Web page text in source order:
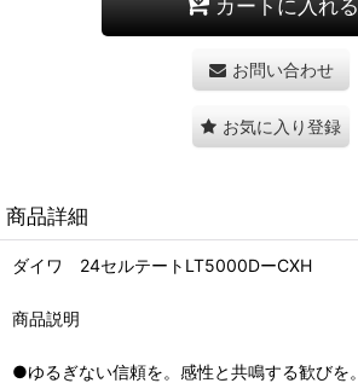
カートに入れる
お問い合わせ
お気に入り登録
商品詳細
ダイワ 24セルテートLT5000DーCXH
商品説明
●ゆるぎない信頼を。感性と共鳴する歓びを。